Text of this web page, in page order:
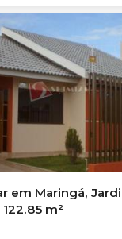
em Maringá,
m²